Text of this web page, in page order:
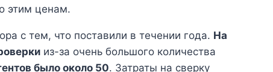
этим ценам.
с тем, что поставили в течении года. На
из-за очень большого количества
было около 50. Затраты на сверку